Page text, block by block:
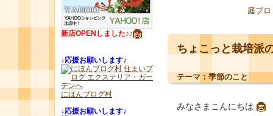
庭ブ
ちょこっと栽培派
テーマ： 季節のこと
みなさまこんにちは
新店OPENしました♪♪
↓応援お願いします♪
にほんブログ村
↓応援お願いします♪